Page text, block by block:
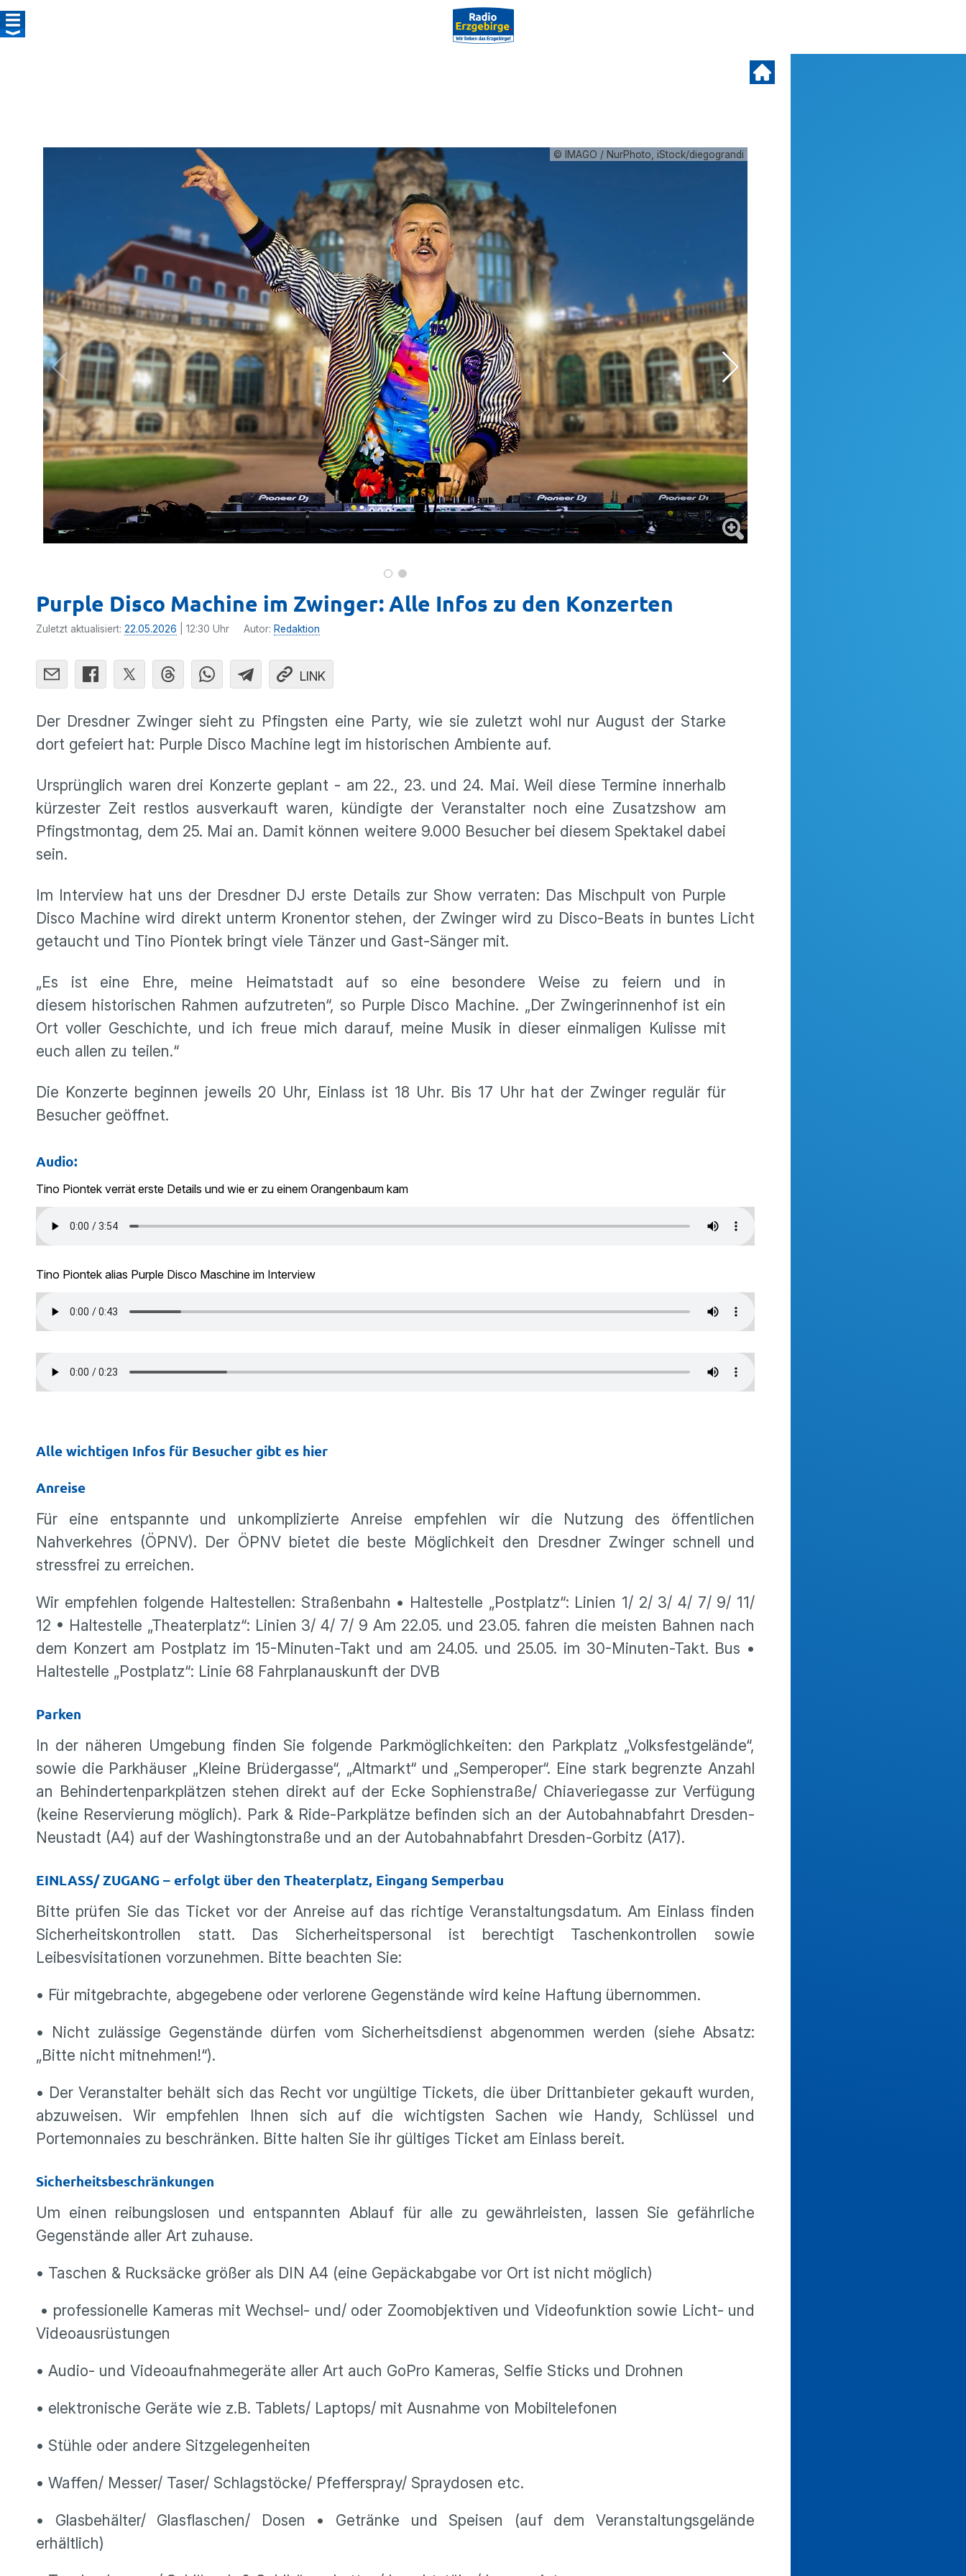
© IMAGO / NurPhoto, iStock/diegograndi
Purple Disco Machine im Zwinger: Alle Infos zu den Konzerten
Zuletzt aktualisiert: 22.05.2026 | 12:30 Uhr Autor: Redaktion
LINK
Der Dresdner Zwinger sieht zu Pfingsten eine Party, wie sie zuletzt wohl nur August der Starke
dort gefeiert hat: Purple Disco Machine legt im historischen Ambiente auf.
Ursprünglich waren drei Konzerte geplant - am 22., 23. und 24. Mai. Weil diese Termine innerhalb
kürzester Zeit restlos ausverkauft waren, kündigte der Veranstalter noch eine Zusatzshow am
Pfingstmontag, dem 25. Mai an. Damit können weitere 9.000 Besucher bei diesem Spektakel dabei
sein.
Im Interview hat uns der Dresdner DJ erste Details zur Show verraten: Das Mischpult von Purple
Disco Machine wird direkt unterm Kronentor stehen, der Zwinger wird zu Disco-Beats in buntes Licht
getaucht und Tino Piontek bringt viele Tänzer und Gast-Sänger mit.
„Es ist eine Ehre, meine Heimatstadt auf so eine besondere Weise zu feiern und in
diesem historischen Rahmen aufzutreten“, so Purple Disco Machine. „Der Zwingerinnenhof ist ein
Ort voller Geschichte, und ich freue mich darauf, meine Musik in dieser einmaligen Kulisse mit
euch allen zu teilen.“
Die Konzerte beginnen jeweils 20 Uhr, Einlass ist 18 Uhr. Bis 17 Uhr hat der Zwinger regulär für
Besucher geöffnet.
Audio:
Tino Piontek verrät erste Details und wie er zu einem Orangenbaum kam
Tino Piontek alias Purple Disco Maschine im Interview
Alle wichtigen Infos für Besucher gibt es hier
Anreise
Für eine entspannte und unkomplizierte Anreise empfehlen wir die Nutzung des öffentlichen
Nahverkehres (ÖPNV). Der ÖPNV bietet die beste Möglichkeit den Dresdner Zwinger schnell und
stressfrei zu erreichen.
Wir empfehlen folgende Haltestellen: Straßenbahn • Haltestelle „Postplatz“: Linien 1/ 2/ 3/ 4/ 7/ 9/ 11/
12 • Haltestelle „Theaterplatz“: Linien 3/ 4/ 7/ 9 Am 22.05. und 23.05. fahren die meisten Bahnen nach
dem Konzert am Postplatz im 15-Minuten-Takt und am 24.05. und 25.05. im 30-Minuten-Takt. Bus •
Haltestelle „Postplatz“: Linie 68 Fahrplanauskunft der DVB
Parken
In der näheren Umgebung finden Sie folgende Parkmöglichkeiten: den Parkplatz „Volksfestgelände“,
sowie die Parkhäuser „Kleine Brüdergasse“, „Altmarkt“ und „Semperoper“. Eine stark begrenzte Anzahl
an Behindertenparkplätzen stehen direkt auf der Ecke Sophienstraße/ Chiaveriegasse zur Verfügung
(keine Reservierung möglich). Park & Ride-Parkplätze befinden sich an der Autobahnabfahrt Dresden-
Neustadt (A4) auf der Washingtonstraße und an der Autobahnabfahrt Dresden-Gorbitz (A17).
EINLASS/ ZUGANG – erfolgt über den Theaterplatz, Eingang Semperbau
Bitte prüfen Sie das Ticket vor der Anreise auf das richtige Veranstaltungsdatum. Am Einlass finden
Sicherheitskontrollen statt. Das Sicherheitspersonal ist berechtigt Taschenkontrollen sowie
Leibesvisitationen vorzunehmen. Bitte beachten Sie:
• Für mitgebrachte, abgegebene oder verlorene Gegenstände wird keine Haftung übernommen.
• Nicht zulässige Gegenstände dürfen vom Sicherheitsdienst abgenommen werden (siehe Absatz:
„Bitte nicht mitnehmen!“).
• Der Veranstalter behält sich das Recht vor ungültige Tickets, die über Drittanbieter gekauft wurden,
abzuweisen. Wir empfehlen Ihnen sich auf die wichtigsten Sachen wie Handy, Schlüssel und
Portemonnaies zu beschränken. Bitte halten Sie ihr gültiges Ticket am Einlass bereit.
Sicherheitsbeschränkungen
Um einen reibungslosen und entspannten Ablauf für alle zu gewährleisten, lassen Sie gefährliche
Gegenstände aller Art zuhause.
• Taschen & Rucksäcke größer als DIN A4 (eine Gepäckabgabe vor Ort ist nicht möglich)
• professionelle Kameras mit Wechsel- und/ oder Zoomobjektiven und Videofunktion sowie Licht- und
Videoausrüstungen
• Audio- und Videoaufnahmegeräte aller Art auch GoPro Kameras, Selfie Sticks und Drohnen
• elektronische Geräte wie z.B. Tablets/ Laptops/ mit Ausnahme von Mobiltelefonen
• Stühle oder andere Sitzgelegenheiten
• Waffen/ Messer/ Taser/ Schlagstöcke/ Pfefferspray/ Spraydosen etc.
• Glasbehälter/ Glasflaschen/ Dosen • Getränke und Speisen (auf dem Veranstaltungsgelände
erhältlich)